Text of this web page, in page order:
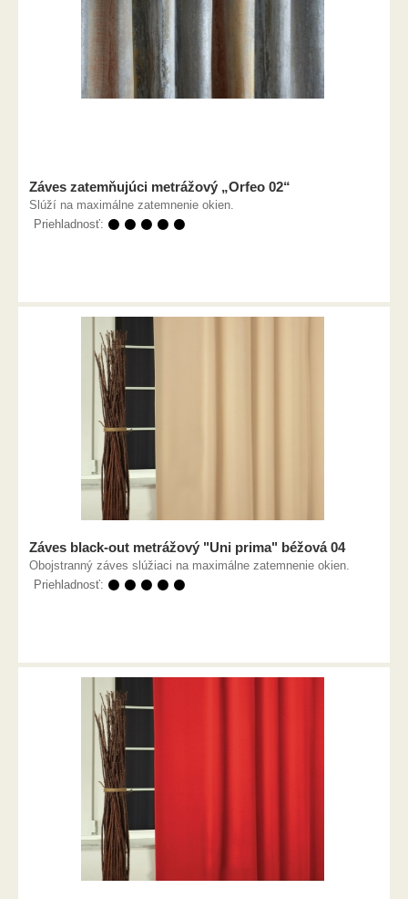
Záves zatemňujúci metrážový „Orfeo 02“
Slúží na maximálne zatemnenie okien.
Priehladnosť: ⚫ ⚫ ⚫ ⚫ ⚫
Záves black-out metrážový "Uni prima" béžová 04
Obojstranný záves slúžiaci na maximálne zatemnenie okien.
Priehladnosť: ⚫ ⚫ ⚫ ⚫ ⚫